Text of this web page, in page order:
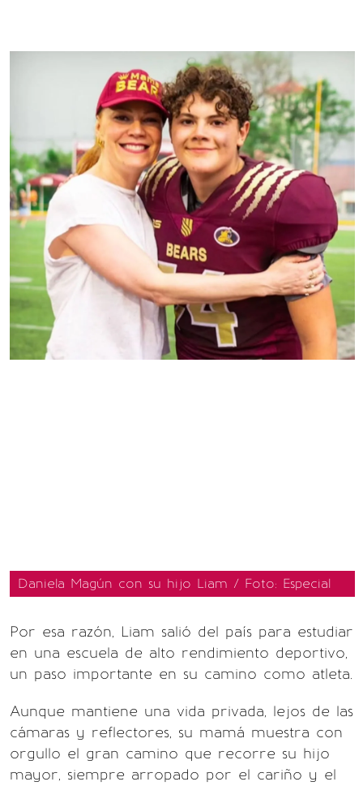
Daniela Magún con su hijo Liam / Foto: Especial
Por esa razón, Liam salió del país para estudiar
en una escuela de alto rendimiento deportivo,
un paso importante en su camino como atleta.
Aunque mantiene una vida privada, lejos de las
cámaras y reflectores, su mamá muestra con
orgullo el gran camino que recorre su hijo
mayor, siempre arropado por el cariño y el